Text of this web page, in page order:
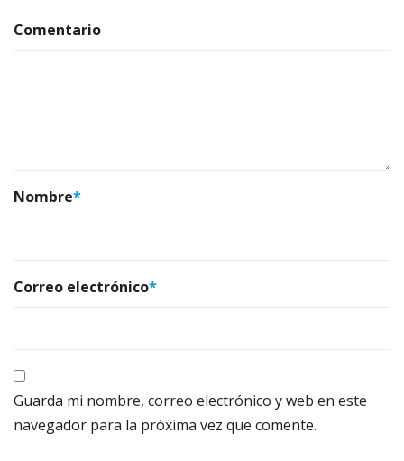
Comentario
Nombre*
Correo electrónico*
Guarda mi nombre, correo electrónico y web en este
navegador para la próxima vez que comente.